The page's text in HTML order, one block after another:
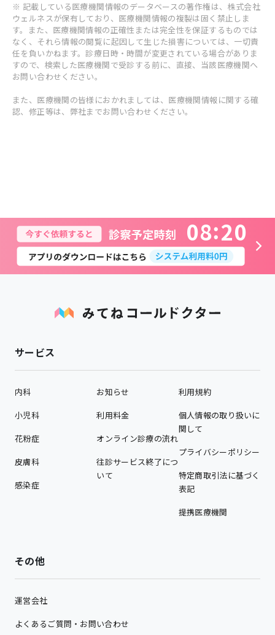
※ 記載している医療機関情報のデータベースの著作権は、株式会社
ウェルネスが保有しており、医療機関情報の複製は固く禁止しま
す。また、医療機関情報の正確性または完全性を保証するものでは
なく、それら情報の閲覧に起因して生じた損害については、一切責
任を負いかねます。診療日時・時間が変更されている場合がありま
すので、検索した医療機関で受診する前に、直接、当該医療機関へ
お問い合わせください。
また、医療機関の皆様におかれましては、医療機関情報に関する確
認、修正等は、弊社までお問い合わせください。
08 20
サービス
内科
小児科
花粉症
皮膚科
感染症
お知らせ
利用料金
オンライン診療の流れ
往診サービス終了につ
いて
利用規約
個人情報の取り扱いに
関して
プライバシーポリシー
特定商取引法に基づく
表記
提携医療機関
その他
運営会社
よくあるご質問・お問い合わせ